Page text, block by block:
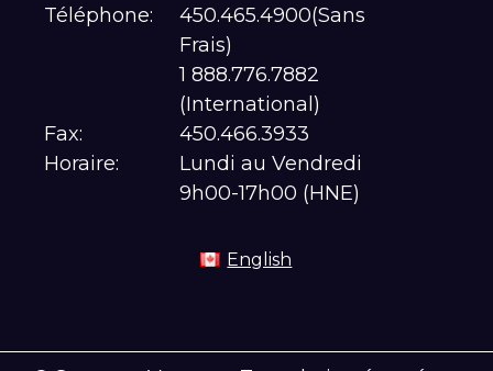
Téléphone:
450.465.4900(Sans
Frais)
1 888.776.7882
(International)
Fax:
450.466.3933
Horaire:
Lundi au Vendredi
9h00-17h00 (HNE)
English